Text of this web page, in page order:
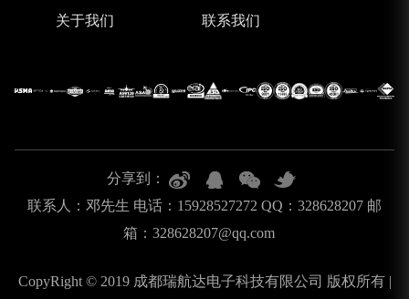
关于我们 联系我们
分享到：
联系人：邓先生 电话：15928527272 QQ：328628207 邮
箱：328628207@qq.com
CopyRight © 2019 成都瑞航达电子科技有限公司 版权所有 |